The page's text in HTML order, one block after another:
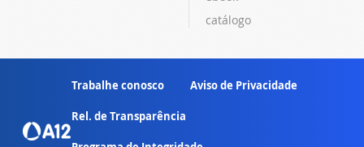
catálogo
Trabalhe conosco Aviso de Privacidade
Rel. de Transparência